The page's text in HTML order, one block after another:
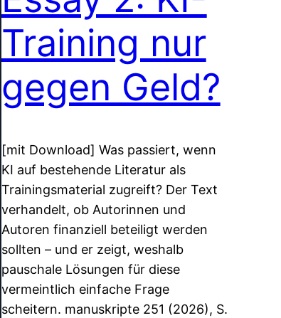
Training nur
gegen Geld?
[mit Download] Was passiert, wenn
KI auf bestehende Literatur als
Trainingsmaterial zugreift? Der Text
verhandelt, ob Autorinnen und
Autoren finanziell beteiligt werden
sollten – und er zeigt, weshalb
pauschale Lösungen für diese
vermeintlich einfache Frage
scheitern. manuskripte 251 (2026), S.